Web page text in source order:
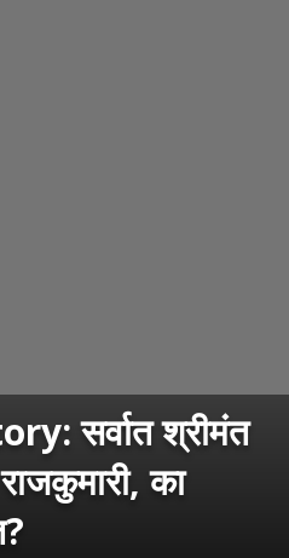
सर्वात श्रीमंत
का